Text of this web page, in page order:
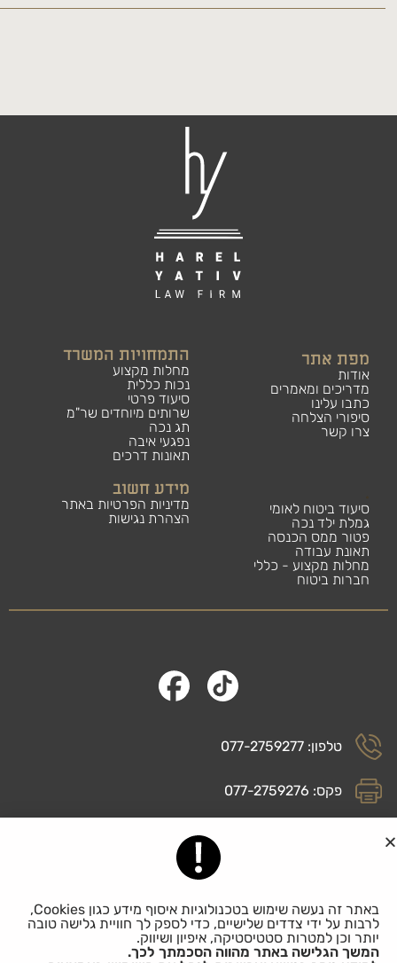
מפת אתר
אודות
מדריכים ומאמרים
כתבו עלינו
סיפורי הצלחה
צרו קשר
התמחויות המשרד
מחלות מקצוע
נכות כללית
סיעוד פרטי
שרותים מיוחדים שר"מ
תג נכה
נפגעי איבה
תאונות דרכים
סיעוד ביטוח לאומי
גמלת ילד נכה
פטור ממס הכנסה
תאונת עבודה
מחלות מקצוע - כללי
חברות ביטוח
מידע חשוב
מדיניות הפרטיות באתר
הצהרת נגישות
טלפון: 077-2759277
פקס: 077-2759276
באתר זה נעשה שימוש בטכנולוגיות איסוף מידע כגון Cookies,
לרבות על ידי צדדים שלישיים, כדי לספק לך חוויית גלישה טובה
יותר וכן למטרות סטטיסטיקה, איפיון ושיווק.
המשך הגלישה באתר מהווה הסכמתך לכך.